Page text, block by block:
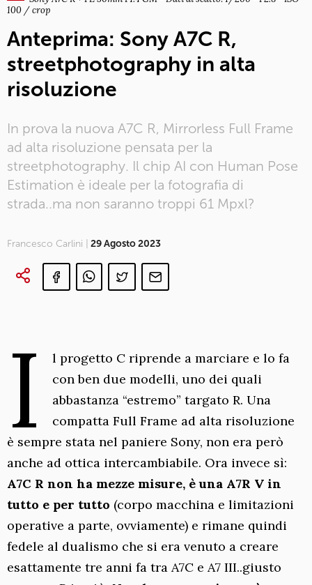
100 / crop
Anteprima: Sony A7C R,
streetphotography in alta
risoluzione
In prova la nuova A7C R, Mirrorless Full Frame
ad alta risoluzione pensata per la
streetphotography. Il chip AI con Human Pose
Estimation è ideale per la fotografia di
strada..ma non saranno troppi 61 Mpxl?
Francesco Carlini | 29 Agosto 2023
I
l progetto C riprende a marciare e lo fa
con ben due modelli, uno dei quali
abbastanza “estremo” targato R. Una
compatta Full Frame ad alta risoluzione
è sempre stata nel paniere Sony, non era però
anche ad ottica intercambiabile. Ora invece sì:
A7C R non ha mezze misure, è una A7R V in
tutto e per tutto (corpo macchina e limitazioni
operative a parte, ovviamente) e rimane quindi
fedele al dualismo che si era venuto a creare
esattamente tre anni fa tra A7C e A7 III..giusto